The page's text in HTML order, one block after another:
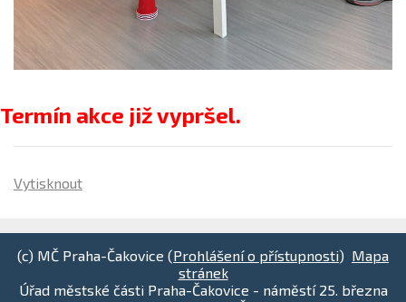
Termín akce již vypršel.
Vytisknout
(c) MČ Praha-Čakovice (Prohlášení o přístupnosti) Mapa
stránek
Úřad městské části Praha-Čakovice - náměstí 25. března